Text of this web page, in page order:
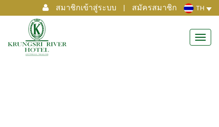
สมาชิกเข้าสู่ระบบ | สมัครสมาชิก TH